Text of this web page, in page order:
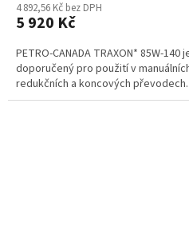
4 892,56 Kč bez DPH
5 920 Kč
PETRO-CANADA TRAXON* 85W-
doporučený pro použití v
redukčních a koncových převodech.